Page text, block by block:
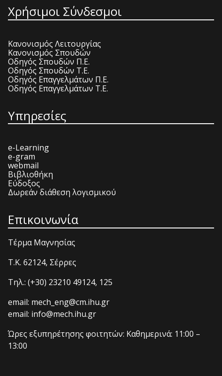
Χρήσιμοι Σύνδεσμοι
Κανονισμός Λειτουργίας
Κανονισμός Σπουδών
Οδηγός Σπουδών Π.Ε.
Οδηγός Σπουδών Τ.Ε.
Οδηγός Επαγγελμάτων Π.Ε.
Οδηγός Επαγγελμάτων Τ.Ε.
Υπηρεσίες
e-Learning
e-gram
webmail
Βιβλιοθήκη
Εύδοξος
Δωρεάν διάθεση λογισμικού
Επικοινωνία
Τέρμα Μαγνησίας
T.K. 62124, Σέρρες
Τηλ.: (+30) 23210 49124, 125
email: mech_eng@cm.ihu.gr
email: info@mech.ihu.gr
Ώρες εξυπηρέτησης φοιτητών: Καθημερινά: 11:00 –
13:00